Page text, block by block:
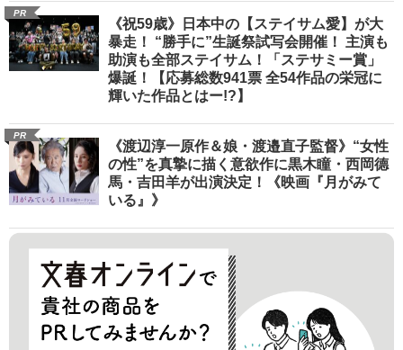
PR
《祝59歳》日本中の【ステイサム愛】が大
暴走！ “勝手に”生誕祭試写会開催！ 主演も
助演も全部ステイサム！「ステサミー賞」
爆誕！【応募総数941票 全54作品の栄冠に
輝いた作品とはー!?】
PR
《渡辺淳一原作＆娘・渡邉直子監督》“女性
の性”を真摯に描く意欲作に黒木瞳・西岡德
馬・吉田羊が出演決定！《映画『月がみて
いる』》